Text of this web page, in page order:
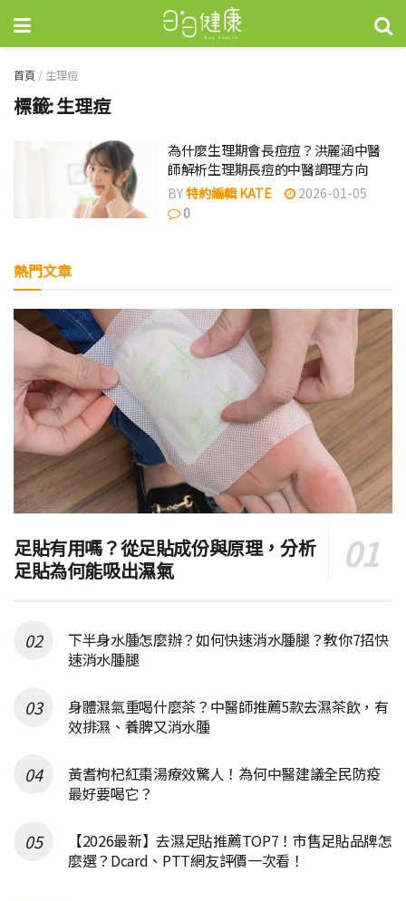
首頁 / 生理痘
標籤:生理痘
為什麼生理期會長痘痘？洪麗涵中醫
師解析生理期長痘的中醫調理方向
BY特約編輯 KATE
2026-01-05
0
熱門文章
足貼有用嗎？從足貼成份與原理，分析
足貼為何能吸出濕氣
下半身水腫怎麼辦？如何快速消水腫腿？教你7招快
速消水腫腿
身體濕氣重喝什麼茶？中醫師推薦5款去濕茶飲，有
效排濕、養脾又消水腫
黃耆枸杞紅棗湯療效驚人！為何中醫建議全民防疫
最好要喝它？
【2026最新】去濕足貼推薦TOP7！市售足貼品牌怎
麼選？Dcard、PTT網友評價一次看！